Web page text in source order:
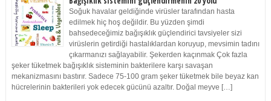
Soğuk havalar geldiğinde virüsler tarafından hasta
edilmek hiç hoş değildir. Bu yüzden şimdi
bahsedeceğimiz bağışıklık güçlendirici tavsiyeler sizi
virüslerin getirdiği hastalıklardan koruyup, mevsimin tadını
çıkarmanızı sağlayabilir. Şekerden kaçınmak Çok fazla
şeker tüketmek bağışıklık sisteminin bakterilere karşı savaşan
mekanizmasını bastırır. Sadece 75-100 gram şeker tüketmek bile beyaz kan
hücrelerinin bakterileri yok edecek gücünü azaltır. Doğal meyve […]